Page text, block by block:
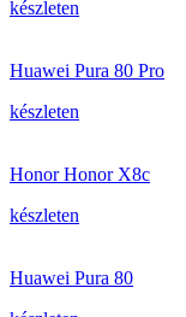
készleten
Huawei Pura 80 Pro
készleten
Honor Honor X8c
készleten
Huawei Pura 80